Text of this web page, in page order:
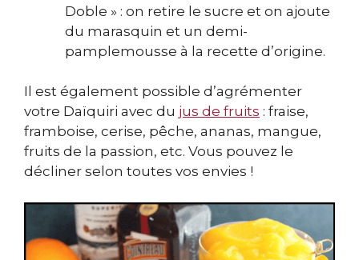
Doble » : on retire le sucre et on ajoute
du marasquin et un demi-
pamplemousse à la recette d’origine.
Il est également possible d’agrémenter
votre Daïquiri avec du jus de fruits : fraise,
framboise, cerise, pêche, ananas, mangue,
fruits de la passion, etc. Vous pouvez le
décliner selon toutes vos envies !